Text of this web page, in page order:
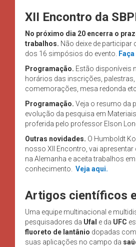
XII Encontro da
No próximo dia 20 encerra o
trabalhos. Não deixe de
dos 16 simpósios do evento.
Programação. Estão disponíveis
horários das inscrições,
comemorações, mesa redonda etc.
Programação. Veja o resumo da
evolução da pesquisa em
proferida pelo professor Elson
Outras novidades. O Humboldt
nosso XII Encontro, vai
na Alemanha e aceita trabalhos
conhecimento. Veja aqui.
Artigos científicos
Uma equipe multinacional e
pesquisadores da Ufal e da UFC
fluoreto de lantânio dopadas com
suas aplicações no campo da